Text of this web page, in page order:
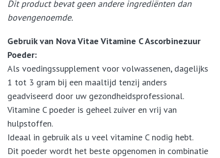
Dit product bevat geen andere ingrediënten dan
bovengenoemde.
Gebruik van Nova Vitae Vitamine C Ascorbinezuur
Poeder:
Als voedingssupplement voor volwassenen, dagelijks
1 tot 3 gram bij een maaltijd tenzij anders
geadviseerd door uw gezondheidsprofessional.
Vitamine C poeder is geheel zuiver en vrij van
hulpstoffen.
Ideaal in gebruik als u veel vitamine C nodig hebt.
Dit poeder wordt het beste opgenomen in combinatie